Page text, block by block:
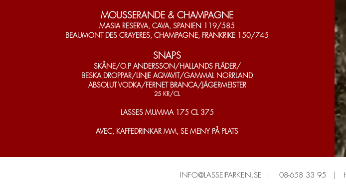
MOUSSERANDE & CHAMPAGNE
MASIA RESERVA, CAVA, SPANIEN 119/585
BEAUMONT DES CRAYERES, CHAMPAGNE, FRANKRIKE 150/745
SNAPS
SKÅNE/O.P ANDERSSON/HALLANDS FLÄDER/
BESKA DROPPAR/LINJE AQVAVIT/GAMMAL NORRLAND
ABSOLUT VODKA/FERNET BRANCA/JÄGERMEISTER
​25 KR/CL
LASSES MUMMA 175 CL 375
AVEC, KAFFEDRINKAR MM, SE MENY PÅ PLATS
INFO@LASSEIPARKEN.SE 08-658 33 95 |